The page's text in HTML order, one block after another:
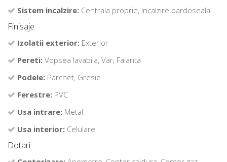
Sistem incalzire: Centrala proprie, Incalzire pardoseala
Finisaje
Izolatii exterior: Exterior
Pereti: Vopsea lavabila, Var, Faianta
Podele: Parchet, Gresie
Ferestre: PVC
Usa intrare: Metal
Usa interior: Celulare
Dotari